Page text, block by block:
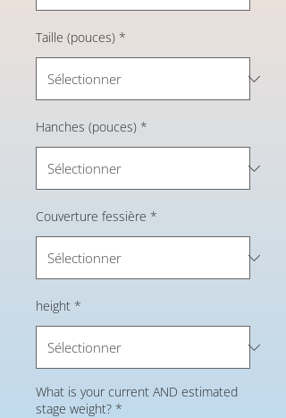
Taille (pouces) *
Hanches (pouces) *
Couverture fessière *
height *
What is your current AND estimated
stage weight? *